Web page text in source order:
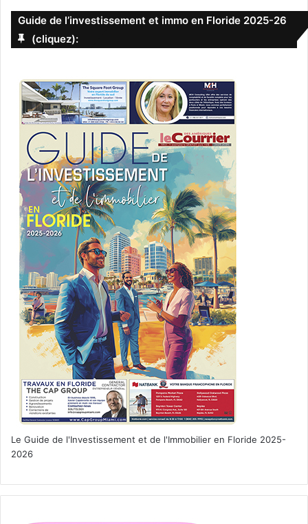
Guide de l’investissement et immo en Floride 2025-26
(cliquez):
Le Guide de l'Investissement et de l'Immobilier en Floride 2025-
2026